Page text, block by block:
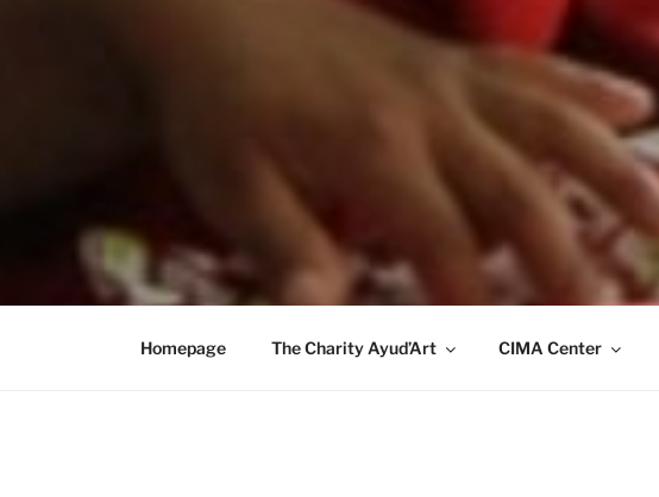
Homepage The Charity Ayud’Art CIMA Center